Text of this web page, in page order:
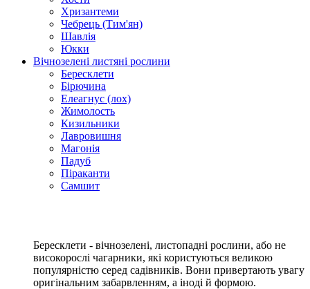
Хризантеми
Чебрець (Тим'ян)
Шавлія
Юкки
Вічнозелені листяні рослини
Бересклети
Бірючина
Елеагнус (лох)
Жимолость
Кизильники
Лавровишня
Магонія
Падуб
Піраканти
Самшит
Бересклети - вічнозелені, листопадні рослини, або не
високорослі чагарники, які користуються великою
популярністю серед садівників. Вони привертають увагу
оригінальним забарвленням, а іноді й формою.